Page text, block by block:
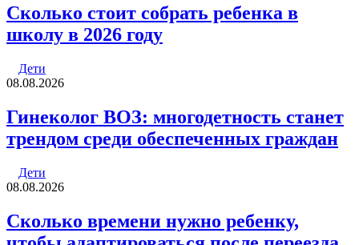
Cколько стоит собрать ребенка в
школу в 2026 году
Дети
08.08.2026
Гинеколог ВОЗ: многодетность станет
трендом среди обеспеченных граждан
Дети
08.08.2026
Сколько времени нужно ребенку,